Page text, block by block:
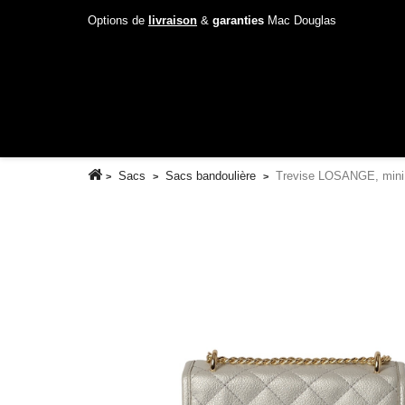
Options de livraison & garanties Mac Douglas
Sacs Sacs bandoulière Trevise LOSANGE,